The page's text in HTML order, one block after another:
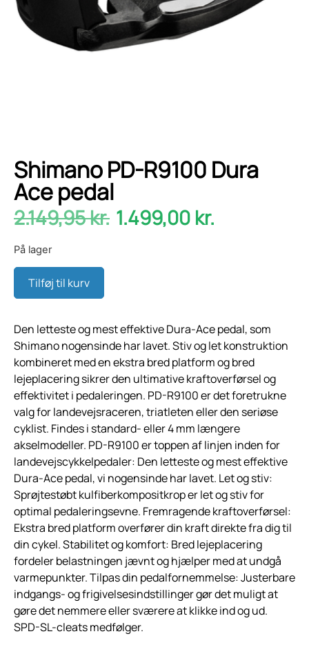
Shimano PD-R9100 Dura
Ace pedal
2.149,95kr. 1.499,00 kr.
På lager
Tilføj til kurv
Den letteste og mest effektive Dura-Ace pedal, som
Shimano nogensinde har lavet. Stiv og let konstruktion
kombineret med en ekstra bred platform og bred
lejeplacering sikrer den ultimative kraftoverførsel og
effektivitet i pedaleringen. PD-R9100 er det foretrukne
valg for landevejsraceren, triatleten eller den seriøse
cyklist. Findes i standard- eller 4 mm længere
akselmodeller. PD-R9100 er toppen af linjen inden for
landevejscykkelpedaler: Den letteste og mest effektive
Dura-Ace pedal, vi nogensinde har lavet. Let og stiv:
Sprøjtestøbt kulfiberkompositkrop er let og stiv for
optimal pedaleringsevne. Fremragende kraftoverførsel:
Ekstra bred platform overfører din kraft direkte fra dig til
din cykel. Stabilitet og komfort: Bred lejeplacering
fordeler belastningen jævnt og hjælper med at undgå
varmepunkter. Tilpas din pedalfornemmelse: Justerbare
indgangs- og frigivelsesindstillinger gør det muligt at
gøre det nemmere eller sværere at klikke ind og ud.
SPD-SL-cleats medfølger.